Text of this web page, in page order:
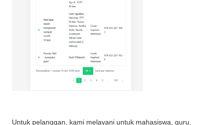
Untuk pelanggan, kami melayani untuk mahasiswa, guru,